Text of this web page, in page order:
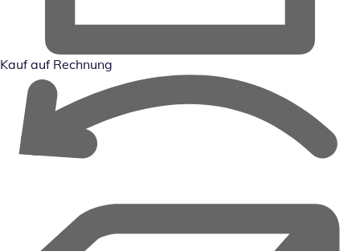
Kauf auf Rechnung